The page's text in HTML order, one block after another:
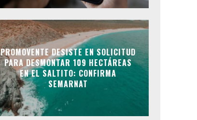
PROMOVENTE DESISTE EN SOLICITUD
PARA DESMONTAR 109 HECTÁREAS
EN EL SALTITO: CONFIRMA
SEMARNAT